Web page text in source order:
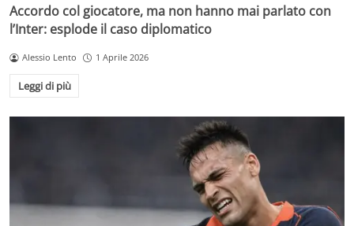
Accordo col giocatore, ma non hanno mai parlato con
l’Inter: esplode il caso diplomatico
Alessio Lento 1 Aprile 2026
Leggi di più